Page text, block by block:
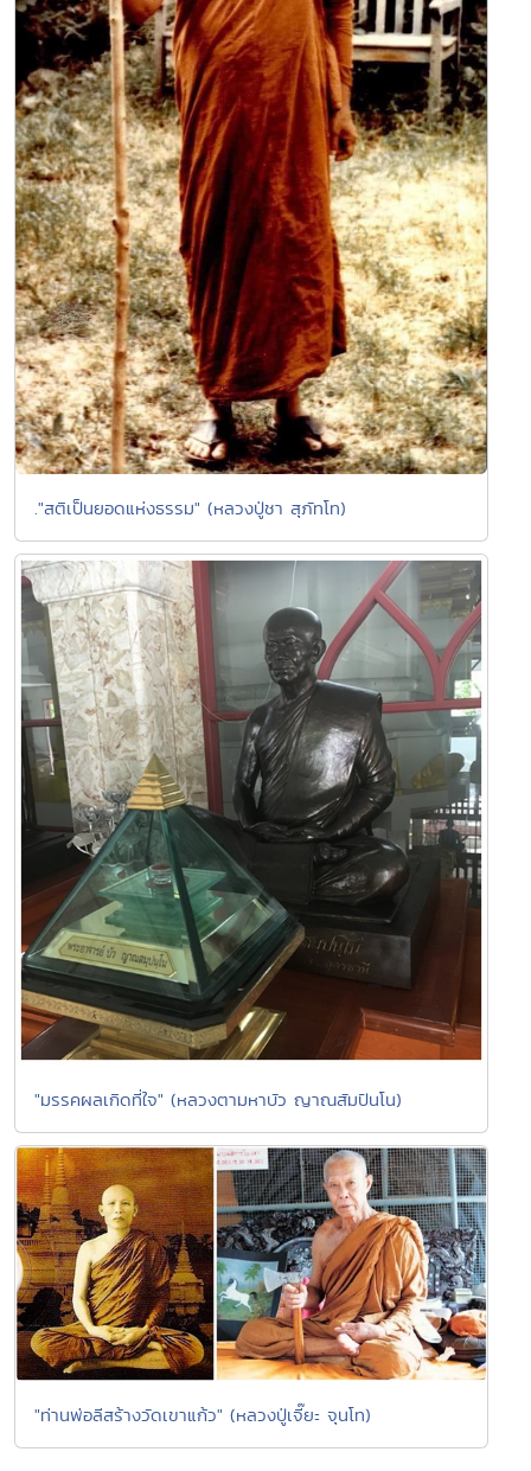
."สติเป็นยอดแห่งธรรม" (หลวงปู่ชา สุภัทโท)
"มรรคผลเกิดที่ใจ" (หลวงตามหาบัว ญาณสัมปันโน)
"ท่านพ่อลีสร้างวัดเขาแก้ว" (หลวงปู่เจี๊ยะ จุนโท)